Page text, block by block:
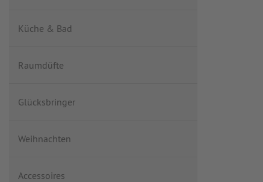
Küche & Bad
Raumdüfte
Glücksbringer
Weihnachten
Accessoires